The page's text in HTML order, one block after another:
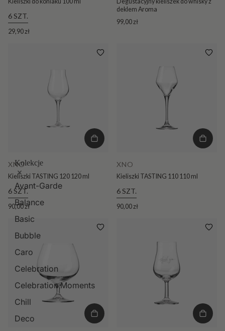
Kolekcje
Avant-Garde
Balance
Basic
Bubble
Caro
Celebration
Celebration Moments
Chill
Deco
6 SZT.
29,90 zł
deklem Aroma
99,00 zł
XNO
Kieliszki TASTING 120 120 ml
6 SZT.
90,00 zł
XNO
Kieliszki TASTING 110 110 ml
6 SZT.
90,00 zł